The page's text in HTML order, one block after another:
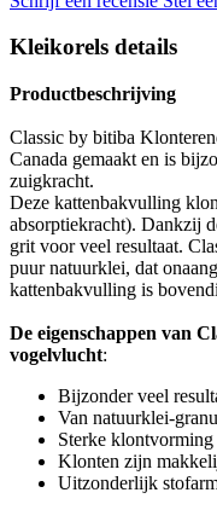
Kleikorels details
Productbeschrijving
Classic by bitiba
Canada gemaakt en is
zuigkracht.
Deze kattenbakvulling
absorptiekracht). Dankzij
grit voor veel resultaat.
puur natuurklei, dat
kattenbakvulling is
De eigenschappen van
vogelvlucht:
Bijzonder veel
Van natuurklei-
Sterke
Klonten zijn
Uitzonderlijk